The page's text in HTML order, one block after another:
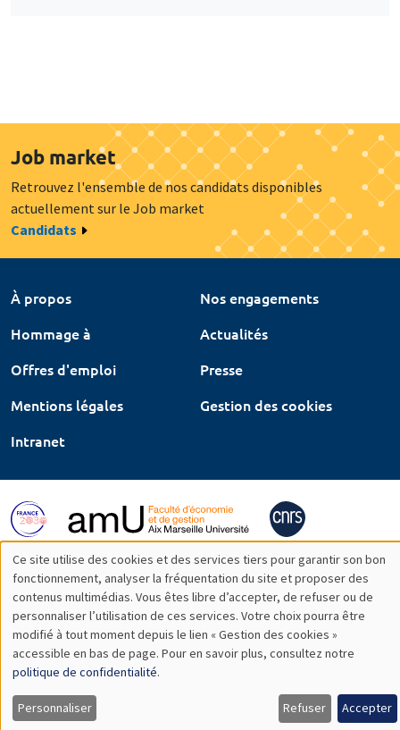
Job market
Retrouvez l'ensemble de nos candidats disponibles
actuellement sur le Job market
Candidats
À propos
Nos engagements
Hommage à
Actualités
Offres d'emploi
Presse
Mentions légales
Gestion des cookies
Intranet
Utilisation
des
données
personnelles
et
Ce site utilise des cookies et des services tiers pour garantir son bon
fonctionnement, analyser la fréquentation du site et proposer des
contenus multimédias. Vous êtes libre d’accepter, de refuser ou de
personnaliser l’utilisation de ces services. Votre choix pourra être
modifié à tout moment depuis le lien « Gestion des cookies »
accessible en bas de page. Pour en savoir plus, consultez notre
politique de confidentialité.
Personnaliser Refuser Accepter